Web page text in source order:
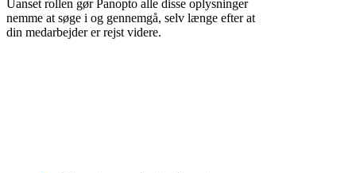
Uanset rollen gør Panopto alle disse oplysninger
nemme at søge i og gennemgå, selv længe efter at
din medarbejder er rejst videre.